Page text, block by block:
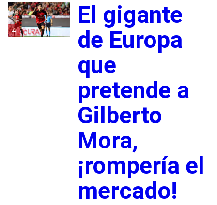
4
El gigante
de Europa
que
pretende a
Gilberto
Mora,
¡rompería el
mercado!